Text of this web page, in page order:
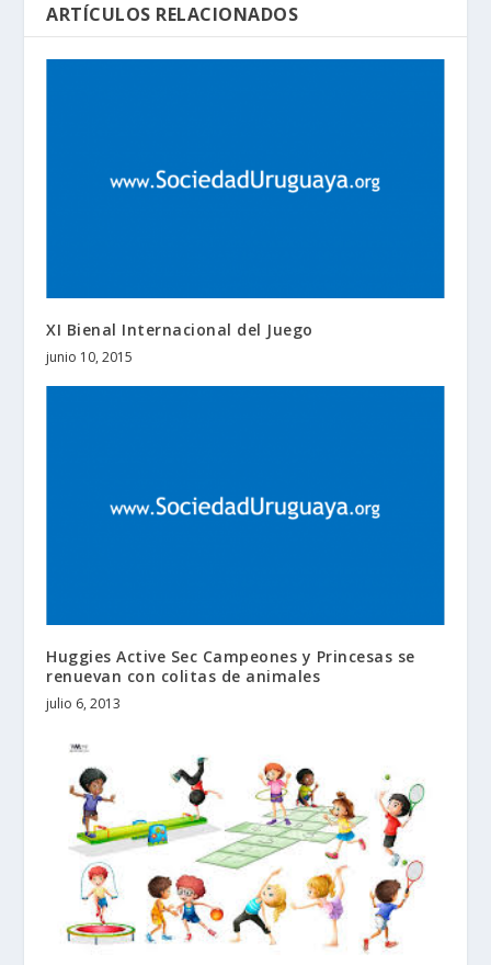
ARTÍCULOS RELACIONADOS
XI Bienal Internacional del Juego
junio 10, 2015
Huggies Active Sec Campeones y Princesas se
renuevan con colitas de animales
julio 6, 2013